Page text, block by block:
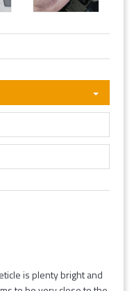
is plenty bright and